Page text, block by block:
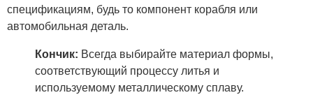
спецификациям, будь то компонент корабля или
автомобильная деталь.
Кончик: Всегда выбирайте материал формы,
соответствующий процессу литья и
используемому металлическому сплаву.